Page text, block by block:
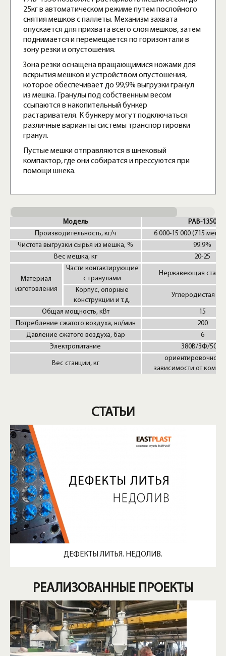
25кг в автоматическом режиме путем послойного
снятия мешков с паллеты. Механизм захвата
опускается для прихвата всего слоя мешков, затем
поднимается и перемещается по горизонтали в
зону резки и опустошения.
Зона резки оснащена вращающимися ножами для
вскрытия мешков и устройством опустошения,
которое обеспечивает до 99,9% выгрузки гранул
из мешка. Гранулы под собственным весом
ссыпаются в накопительный бункер
растаривателя. К бункеру могут подключаться
различные варианты системы транспортировки
гранул.
Пустые мешки отправляются в шнековый
компактор, где они собиратся и прессуются при
помощи шнека.
Модель
PAB-1350
Производительность, кг/ч
6 000-15 000 (715
Чистота выгрузки сырья из мешка, %
99.9%
Вес мешка, кг
20-25
Материал
изготовления
Части контактирующие
с гранулами
Нержавеющая сталь
Корпус, опорные
конструкции и т.д.
Углеродистая
Общая мощность, кВт
15
Потребление сжатого воздуха, нл/мин
200
Давление сжатого воздуха, бар
6
Электропитание
380В/3Ф/50Гц
Вес станции, кг
ориентировочно
зависимости от
СТАТЬИ
ДЕФЕКТЫ ЛИТЬЯ. НЕДОЛИВ.
РЕАЛИЗОВАННЫЕ ПРОЕКТЫ